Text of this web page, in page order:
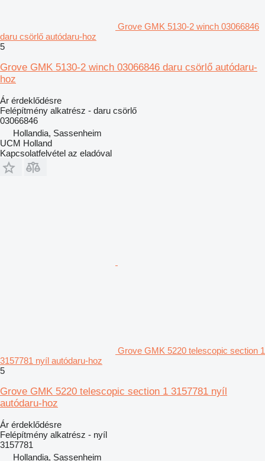
Grove GMK 5130-2 winch 03066846
daru csörlő autódaru-hoz
5
Grove GMK 5130-2 winch 03066846 daru csörlő autódaru-
hoz
Ár érdeklődésre
Felépítmény alkatrész - daru csörlő
03066846
Hollandia, Sassenheim
UCM Holland
Kapcsolatfelvétel az eladóval
Grove GMK 5220 telescopic section 1
3157781 nyíl autódaru-hoz
5
Grove GMK 5220 telescopic section 1 3157781 nyíl
autódaru-hoz
Ár érdeklődésre
Felépítmény alkatrész - nyíl
3157781
Hollandia, Sassenheim